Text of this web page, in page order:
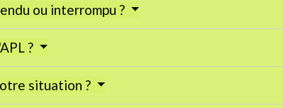
ou interrompu ?
?
situation ?